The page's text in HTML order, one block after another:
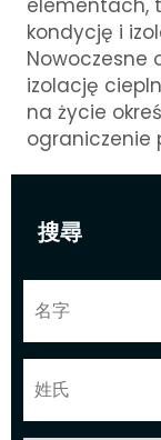
搜尋
kondycję i
Nowoczesne
izolację
na życie
ograniczenie